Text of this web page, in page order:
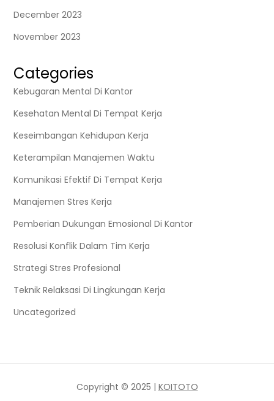
December 2023
November 2023
Categories
Kebugaran Mental Di Kantor
Kesehatan Mental Di Tempat Kerja
Keseimbangan Kehidupan Kerja
Keterampilan Manajemen Waktu
Komunikasi Efektif Di Tempat Kerja
Manajemen Stres Kerja
Pemberian Dukungan Emosional Di Kantor
Resolusi Konflik Dalam Tim Kerja
Strategi Stres Profesional
Teknik Relaksasi Di Lingkungan Kerja
Uncategorized
Copyright © 2025 | KOITOTO